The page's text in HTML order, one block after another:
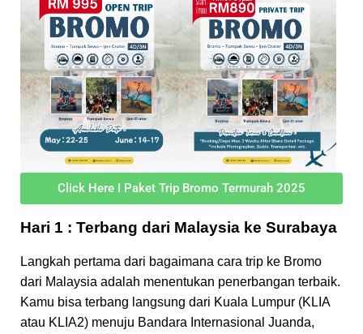
Click Here I Paket Trip Bromo Termurah 2025
Hari 1 : Terbang dari Malaysia ke Surabaya
Langkah pertama dari bagaimana cara trip ke Bromo
dari Malaysia adalah menentukan penerbangan terbaik.
Kamu bisa terbang langsung dari Kuala Lumpur (KLIA
atau KLIA2) menuju Bandara Internasional Juanda,